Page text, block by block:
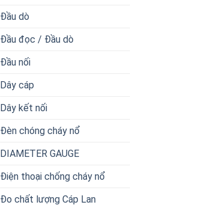
Đầu dò
Đầu đọc / Đầu dò
Đầu nối
Dây cáp
Dây kết nối
Đèn chóng cháy nổ
DIAMETER GAUGE
Điện thoại chống cháy nổ
Đo chất lượng Cáp Lan